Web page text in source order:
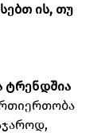
ის, თუ
ტრენდშია